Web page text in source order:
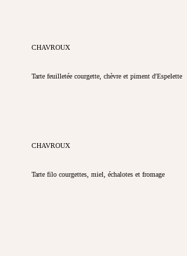
CHAVROUX
Tarte feuilletée courgette, chèvre et piment d'Espelette
CHAVROUX
Tarte filo courgettes, miel, échalotes et fromage